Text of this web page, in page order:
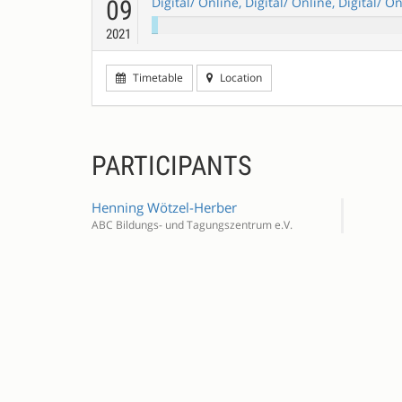
09
2021
Timetable Location
PARTICIPANTS
Henning Wötzel-Herber
ABC Bildungs- und Tagungszentrum e.V.